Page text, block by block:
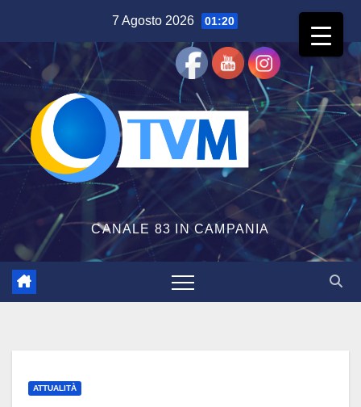
contenuto
7 Agosto 2026 01:20
CANALE 83 IN CAMPANIA
ATTUALITÀ